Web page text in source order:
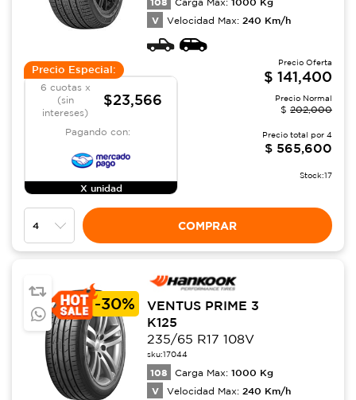
V Velocidad Max: 240 Km/h
Precio Especial:
6 cuotas x
(sin
intereses)
$23,566
Pagando con:
X unidad
Precio Oferta
$ 141,400
Precio Normal
$ 202,000
Precio total por 4
$ 565,600
Stock:17
COMPRAR
-30%
VENTUS PRIME 3
K125
235/65 R17 108V
sku:17044
108 Carga Max: 1000 Kg
V Velocidad Max: 240 Km/h